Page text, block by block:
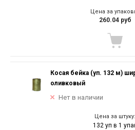
Цена за
260.04 руб
Косая бейка (уп. 132 м)
оливковый
Нет в наличии
Цена за штуку:
132 уп в 1